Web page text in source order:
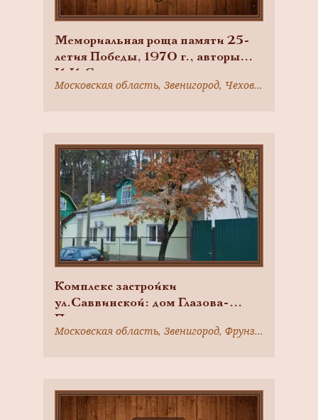
Мемориальная роща памяти 25-
летия Победы, 1970 г., авторы
И.И.Солдатенков и другие
звенигородцы-участники Великой
Московская область, Звенигород, Чехова ул., уч. 33
Комплекс застройки
ул.Саввинской: дом Глазова-
Пузыркина
Московская область, Звенигород, Фрунзе ул., 3